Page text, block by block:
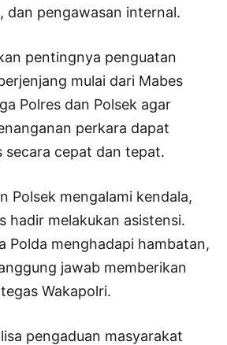
dan pengawasan internal.
pentingnya penguatan
mulai dari Mabes
Polres dan Polsek agar
perkara dapat
secara cepat dan tepat.
Polsek mengalami kendala,
hadir melakukan asistensi.
Polda menghadapi hambatan,
jawab memberikan
Wakapolri.
pengaduan masyarakat